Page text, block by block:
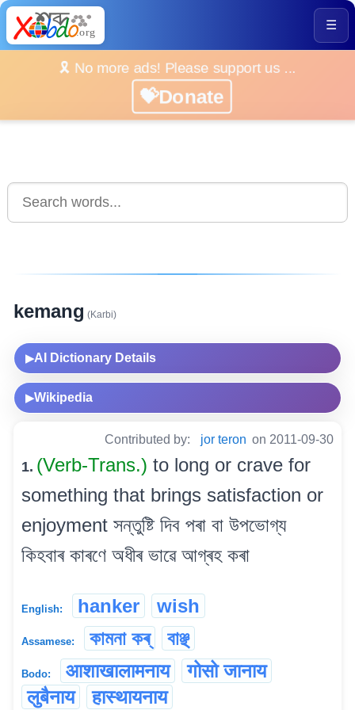
☰
🎗️ No more ads! Please support us ...
💝Donate
kemang (Karbi)
▶AI Dictionary Details
▶Wikipedia
Contributed by: jor teron on 2011-09-30
1. (Verb-Trans.) to long or crave for
something that brings satisfaction or
enjoyment সন্তুষ্টি দিব পৰা বা উপভোগ্য
কিহবাৰ কাৰণে অধীৰ ভাৱে আগ্ৰহ কৰা
English: hanker wish
Assamese: কামনা কৰ্ বাঞ্ছ্
Bodo: आशाखालामनाय
गोसो जानाय
लुबैनाय
हास्थायनाय